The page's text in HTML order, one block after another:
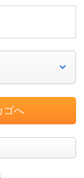
ゴへ